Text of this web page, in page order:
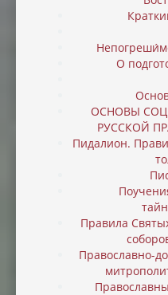
О
ОСНОВЫ
РУССКОЙ
Пидалион.
Правила
Православно-